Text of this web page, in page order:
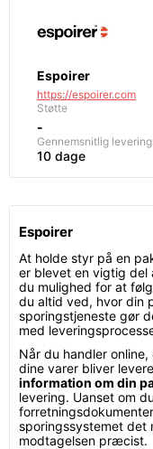
Espoirer
https://espoirer.com
Støtte
-
Gennemsnitlig
10 dage
Espoirer
At holde styr på en
er blevet en vigtig del
du mulighed for at
du altid ved, hvor din
sporingstjeneste gør
med
Når du handler
dine varer bliver
information om din
levering. Uanset om
sporingssystemet
modtagelsen præcist.